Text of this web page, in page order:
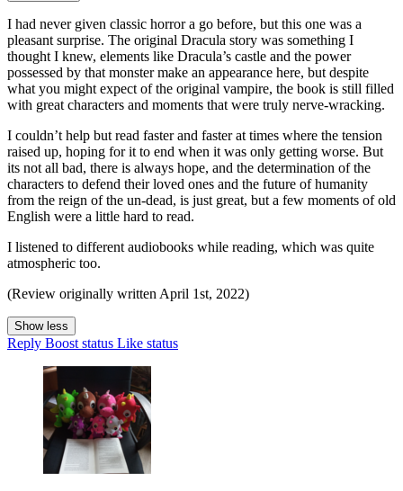
I had never given classic horror a go before, but this one was a
pleasant surprise. The original Dracula story was something I
thought I knew, elements like Dracula’s castle and the power
possessed by that monster make an appearance here, but despite
what you might expect of the original vampire, the book is still filled
with great characters and moments that were truly nerve-wracking.
I couldn’t help but read faster and faster at times where the tension
raised up, hoping for it to end when it was only getting worse. But
its not all bad, there is always hope, and the determination of the
characters to defend their loved ones and the future of humanity
from the reign of the un-dead, is just great, but a few moments of old
English were a little hard to read.
I listened to different audiobooks while reading, which was quite
atmospheric too.
(Review originally written April 1st, 2022)
Show less
Reply Boost status Like status